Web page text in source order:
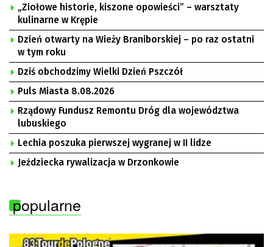
„Ziołowe historie, kiszone opowieści” – warsztaty
kulinarne w Krępie
Dzień otwarty na Wieży Braniborskiej – po raz ostatni
w tym roku
Dziś obchodzimy Wielki Dzień Pszczół
Puls Miasta 8.08.2026
Rządowy Fundusz Remontu Dróg dla województwa
lubuskiego
Lechia poszuka pierwszej wygranej w II lidze
Jeździecka rywalizacja w Drzonkowie
popularne